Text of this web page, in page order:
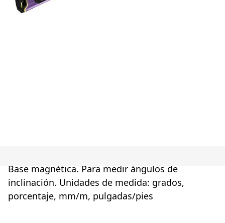
Base magnética. Para medir ángulos de
inclinación. Unidades de medida: grados,
porcentaje, mm/m, pulgadas/pies